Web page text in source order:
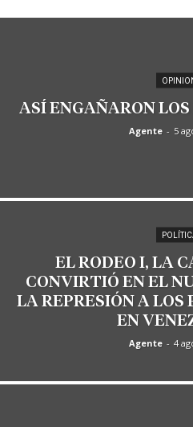
ASÍ ENGAÑARON
Agente - 5
EL RODEO I, LA
CONVIRTIÓ EN EL
LA REPRESIÓN A LOS
EN
Agente - 4